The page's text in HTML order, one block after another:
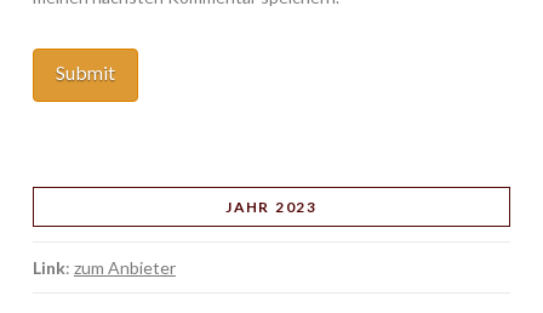
JAHR 2023
Link: zum Anbieter